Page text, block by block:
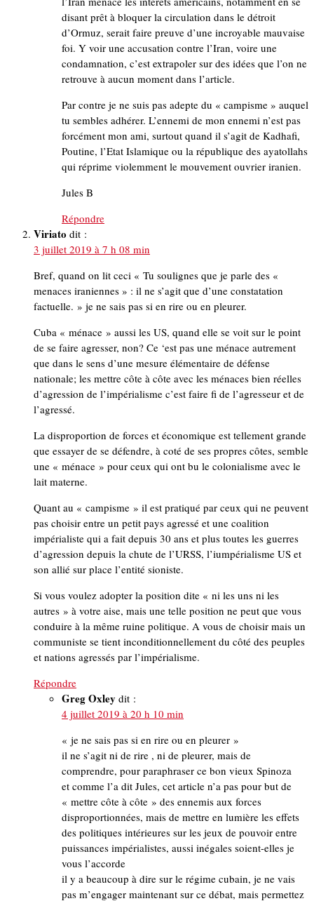
disant prêt à bloquer la circulation dans le détroit
d’Ormuz, serait faire preuve d’une incroyable mauvaise
foi. Y voir une accusation contre l’Iran, voire une
condamnation, c’est extrapoler sur des idées que l’on ne
retrouve à aucun moment dans l’article.
Par contre je ne suis pas adepte du « campisme » auquel
tu sembles adhérer. L’ennemi de mon ennemi n’est pas
forcément mon ami, surtout quand il s’agit de Kadhafi,
Poutine, l’Etat Islamique ou la république des ayatollahs
qui réprime violemment le mouvement ouvrier iranien.
Jules B
Répondre
Viriato dit :
3 juillet 2019 à 7 h 08 min
Bref, quand on lit ceci « Tu soulignes que je parle des «
menaces iraniennes » : il ne s’agit que d’une constatation
factuelle. » je ne sais pas si en rire ou en pleurer.
Cuba « ménace » aussi les US, quand elle se voit sur le point
de se faire agresser, non? Ce ‘est pas une ménace autrement
que dans le sens d’une mesure élémentaire de défense
nationale; les mettre côte à côte avec les ménaces bien réelles
d’agression de l’impérialisme c’est faire fi de l’agresseur et de
l’agressé.
La disproportion de forces et économique est tellement grande
que essayer de se défendre, à coté de ses propres côtes, semble
une « ménace » pour ceux qui ont bu le colonialisme avec le
lait materne.
Quant au « campisme » il est pratiqué par ceux qui ne peuvent
pas choisir entre un petit pays agressé et une coalition
impérialiste qui a fait depuis 30 ans et plus toutes les guerres
d’agression depuis la chute de l’URSS, l’iumpérialisme US et
son allié sur place l’entité sioniste.
Si vous voulez adopter la position dite « ni les uns ni les
autres » à votre aise, mais une telle position ne peut que vous
conduire à la même ruine politique. A vous de choisir mais un
communiste se tient inconditionnellement du côté des peuples
et nations agressés par l’impérialisme.
Répondre
Greg Oxley dit :
4 juillet 2019 à 20 h 10 min
« je ne sais pas si en rire ou en pleurer »
il ne s’agit ni de rire , ni de pleurer, mais de
comprendre, pour paraphraser ce bon vieux Spinoza
et comme l’a dit Jules, cet article n’a pas pour but de
« mettre côte à côte » des ennemis aux forces
disproportionnées, mais de mettre en lumière les effets
des politiques intérieures sur les jeux de pouvoir entre
puissances impérialistes, aussi inégales soient-elles je
vous l’accorde
il y a beaucoup à dire sur le régime cubain, je ne vais
pas m’engager maintenant sur ce débat, mais permettez